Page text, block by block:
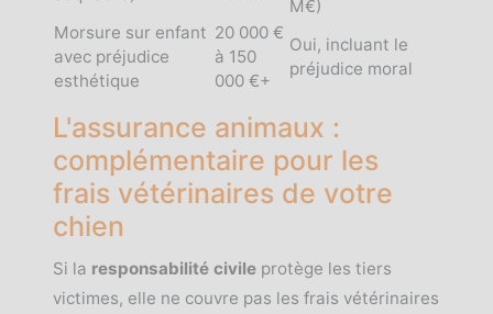
M€)
Morsure sur enfant
avec préjudice
esthétique
20 000 €
à 150
000 €+
Oui, incluant le
préjudice moral
L'assurance animaux :
complémentaire pour les
frais vétérinaires de votre
chien
Si la responsabilité civile protège les tiers
victimes, elle ne couvre pas les frais vétérinaires